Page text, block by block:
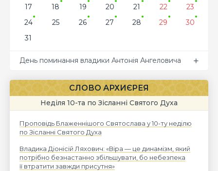
17
18 19 20 21 22
23
24
25 26 27 28 29
30
31
День поминання владики Антонія Ангеловича
СЛОВО АРХИЄРЕЯ
Неділя 10-та по Зісланні Святого Духа
Проповідь Блаженнішого Святослава у 10-ту неділю
по Зісланні Святого Духа
Владика Діонісій Ляхович: «Віра — це динамізм, який
потрібно безнастанно збільшувати, бо небезпека
її втратити завжди присутня»